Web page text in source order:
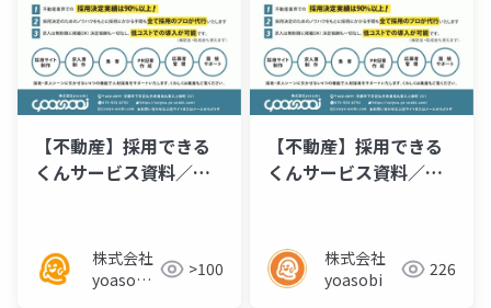
【不動産】採用できる
くんサービス資料／チ
株式会社
yoasobi
>100
【不動産】採用できる
くんサービス資料／チ
株式会社
yoasobi
226